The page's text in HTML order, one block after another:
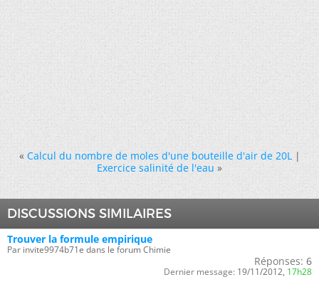
« Calcul du nombre de moles d'une bouteille d'air de 20L|
Exercice salinité de l'eau »
DISCUSSIONS SIMILAIRES
Trouver la formule empirique
Par invite9974b71e dans le forum Chimie
Réponses: 6
Dernier message: 19/11/2012, 17h28